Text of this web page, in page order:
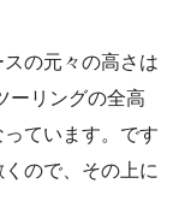
の元々の高さは
ーリングの全高
ています。です
ので、その上に